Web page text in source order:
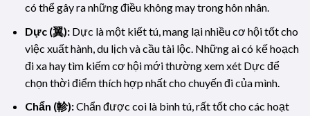
có thể gây ra những điều không may trong hôn nhân.
Dực (翼):Dực là một kiết tú, mang lại nhiều cơ hội tốt cho
việc xuất hành, du lịch và cầu tài lộc. Những ai có kế hoạch
đi xa hay tìm kiếm cơ hội mới thường xem xét Dực để
chọn thời điểm thích hợp nhất cho chuyến đi của mình.
Chẩn (軫):Chẩn được coi là bình tú, rất tốt cho các hoạt